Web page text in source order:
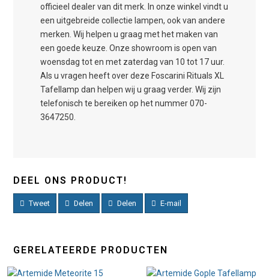
officieel dealer van dit merk. In onze winkel vindt u
een uitgebreide collectie lampen, ook van andere
merken. Wij helpen u graag met het maken van
een goede keuze. Onze showroom is open van
woensdag tot en met zaterdag van 10 tot 17 uur.
Als u vragen heeft over deze Foscarini Rituals XL
Tafellamp dan helpen wij u graag verder. Wij zijn
telefonisch te bereiken op het nummer 070-
3647250.
DEEL ONS PRODUCT!
Tweet Delen Delen E-mail
GERELATEERDE PRODUCTEN